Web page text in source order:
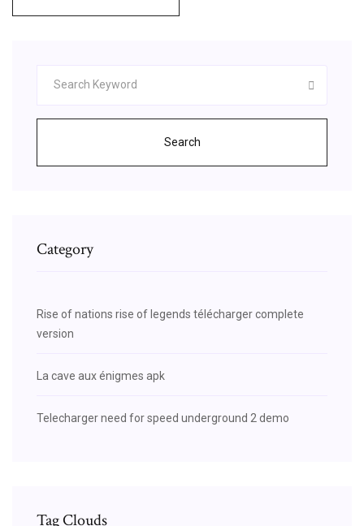
Search
Category
Rise of nations rise of legends télécharger complete
version
La cave aux énigmes apk
Telecharger need for speed underground 2 demo
Tag Clouds